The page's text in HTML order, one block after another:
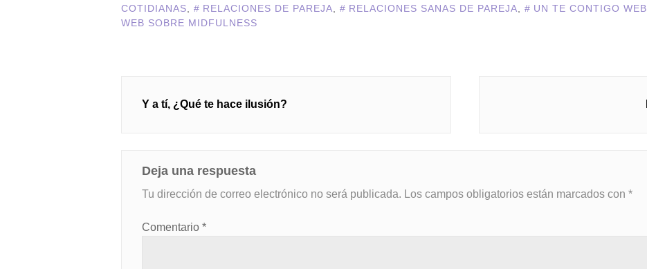
COTIDIANAS
RELACIONES DE PAREJA RELACIONES SANAS DE PAREJA UN TE CONTIGO WEB
WEB SOBRE MIDFULNESS
Y a tí, ¿Qué te hace ilusión?
Deja una respuesta
Tu dirección de correo electrónico no será publicada. Los campos obligatorios están marcados con *
Comentario *